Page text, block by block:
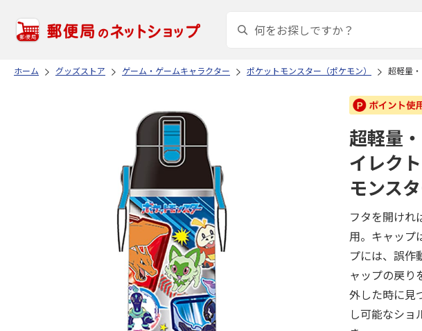
ホーム グッズストア ゲーム・ゲームキャラクター ポケットモンスター（ポケモン） 超軽量
超軽量
イレク
モンス
フタを開けれ
用。キャップ
プには、誤作
ャップの戻り
外した時に見
し可能なショ